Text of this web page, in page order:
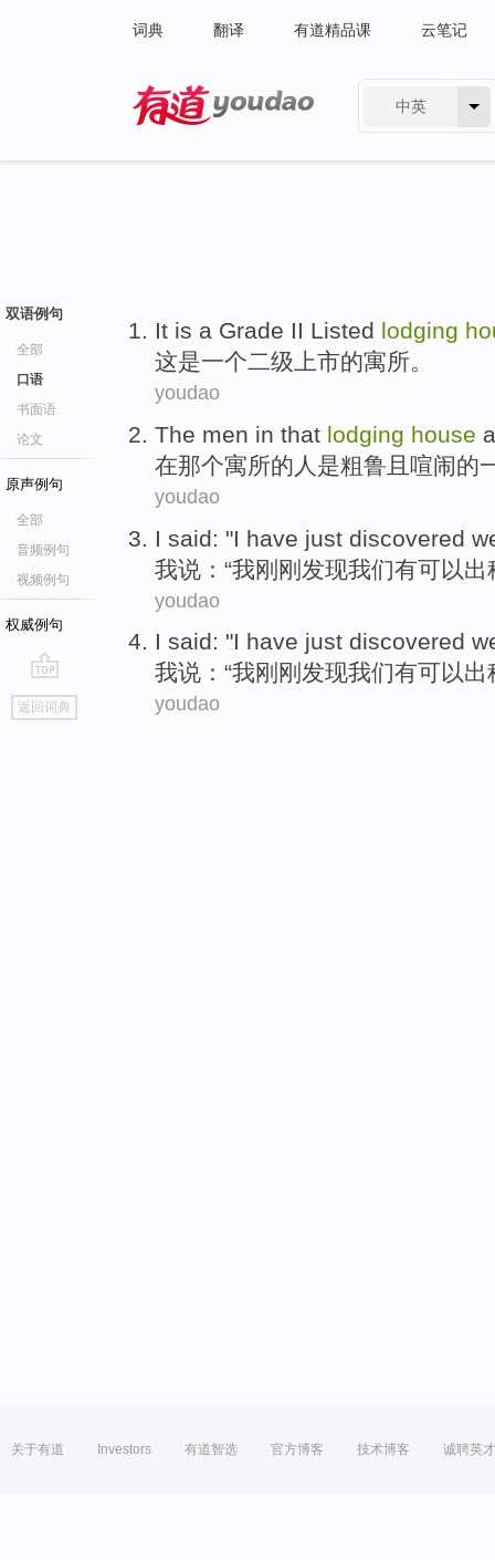
词典 翻译 有道精品课 云笔记
中英
双语例句
全部
口语
书面语
论文
原声例句
全部
音频例句
视频例句
权威例句
go
top
返回词典
It is a Grade II Listed lodging
这是一个二级 上市的寓所。
youdao
The men in that lodging house
在那个寓所的 人 是粗鲁 且 喧闹的
youdao
I said: "I have just discovered
我说 ：“我刚刚 发现我们有可以出
youdao
I said: "I have just discovered
我说 ：“我刚刚 发现我们有可以出
youdao
关于有道 Investors 有道智选 官方博客 技术博客 诚聘英才